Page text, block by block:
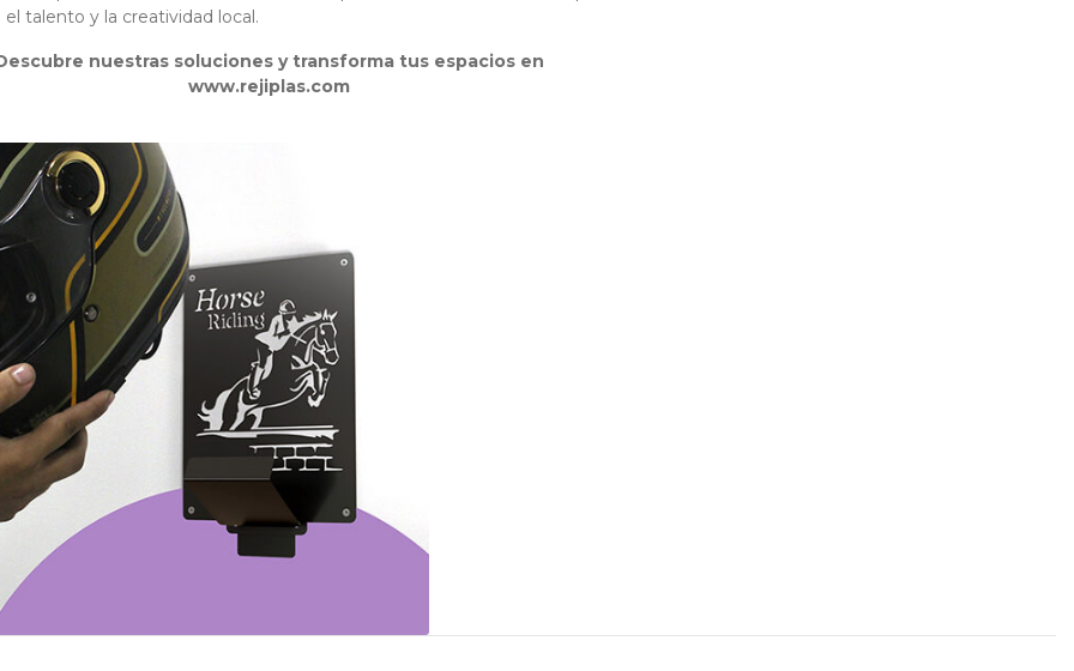
el talento y la creatividad local.
nuestras soluciones y transforma tus espacios en
www.rejiplas.com